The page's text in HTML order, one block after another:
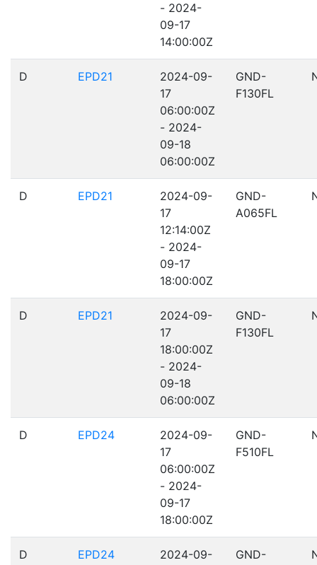
- 2024-
09-17
14:00:00Z
D EPD21
2024-09-
17
06:00:00Z
- 2024-
09-18
06:00:00Z
GND-
F130FL
D EPD21
2024-09-
17
12:14:00Z
- 2024-
09-17
18:00:00Z
GND-
A065FL
D EPD21
2024-09-
17
18:00:00Z
- 2024-
09-18
06:00:00Z
GND-
F130FL
D EPD24
2024-09-
17
06:00:00Z
- 2024-
09-17
18:00:00Z
GND-
F510FL
D EPD24
2024-09-
GND-